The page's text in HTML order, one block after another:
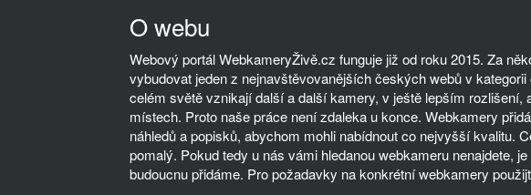
O webu
Webový portál WebkameryŽivě.cz funguje již od roku 2015. Za
vybudovat jeden z nejnavštěvovanějších českých webů v
celém světě vznikají další a další kamery, v ještě lepším rozlišení,
místech. Proto naše práce není zdaleka u konce. Webkamery
náhledů a popisků, abychom mohli nabídnout co nejvyšší kvalitu.
pomalý. Pokud tedy u nás vámi hledanou webkameru nenajdete,
budoucnu přidáme. Pro požadavky na konkrétní webkamery